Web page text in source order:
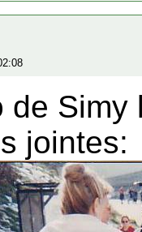
de Simy
jointes: